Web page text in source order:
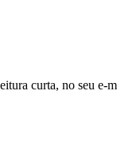
curta, no seu e-